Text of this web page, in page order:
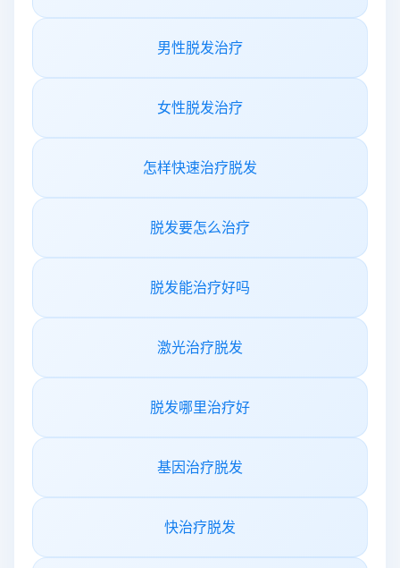
男性脱发治疗
女性脱发治疗
怎样快速治疗脱发
脱发要怎么治疗
脱发能治疗好吗
激光治疗脱发
脱发哪里治疗好
基因治疗脱发
快治疗脱发